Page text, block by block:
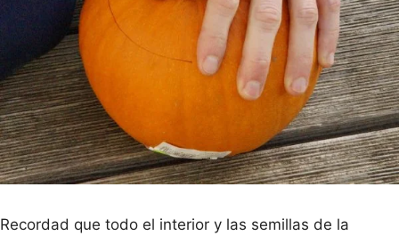
Recordad que todo el interior y las semillas de la